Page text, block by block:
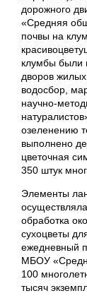
дорожного
«Средняя
почвы на
клумбы были
дворов
водосбор,
научно-
озеленению
выполнено
цветочная
350 штук
Элементы
обработка
сухоцветы
ежедневный
МБОУ
100
тысяч